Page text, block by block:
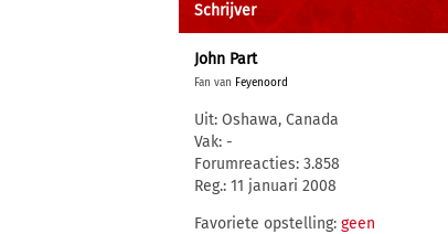
Schrijver
John Part
Fan van Feyenoord
Uit: Oshawa, Canada
Vak: -
Forumreacties: 3.858
Reg.: 11 januari 2008
Favoriete opstelling: geen